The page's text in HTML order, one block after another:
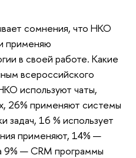
сомнения, что НКО
применяю
в своей работе. Какие
всероссийского
используют чаты,
26% применяют системы
задач, 16 % использует
применяют, 14% —
9% — CRM программы